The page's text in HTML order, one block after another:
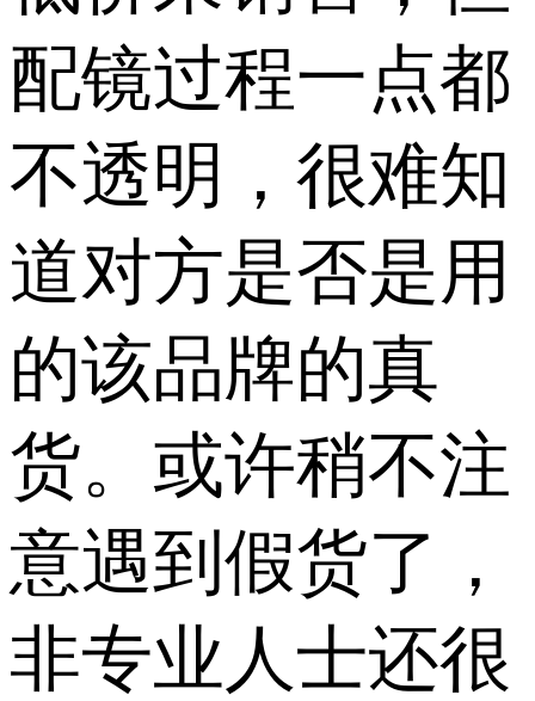
配镜过程一点都
不透明，很难知
道对方是否是用
的该品牌的真
货。或许稍不注
意遇到假货了，
非专业人士还很